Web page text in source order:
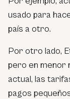
usado para
país a otro.
Por otro lado,
pero en menor
actual, las
pagos